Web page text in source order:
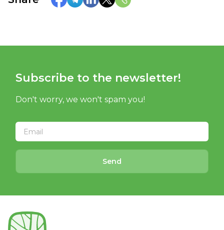
Subscribe to the newsletter!
Don't worry, we won't spam you!
Send